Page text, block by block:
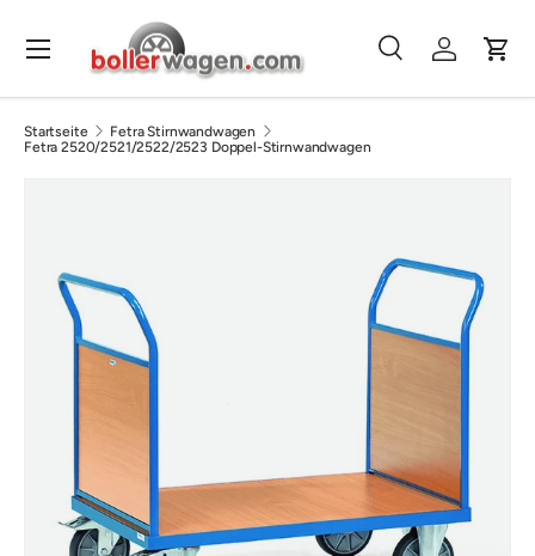
Direkt zum Inhalt
Suchen
SucheEinloggen
Menü
Startseite
Fetra Stirnwandwagen
Fetra 2520/2521/2522/2523 Doppel-Stirnwandwagen